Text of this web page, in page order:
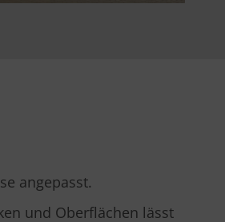
angepasst.
und Oberflächen lässt